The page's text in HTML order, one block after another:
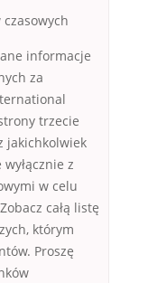
informacje
za
trzecie
jakichkolwiek
z
w celu
całą listę
którym
Proszę